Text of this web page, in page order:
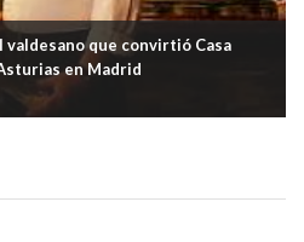
valdesano que convirtió Casa
en Madrid